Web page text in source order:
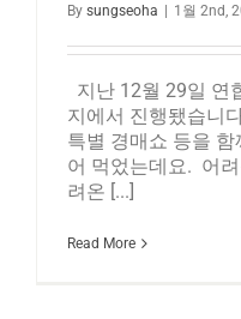
By sungseoha | 1월 2nd,
지난 12월 29일 연
지에서 진행됐습니
특별 경매쇼 등을
어 먹었는데요. 어
려온 [...]
Read More